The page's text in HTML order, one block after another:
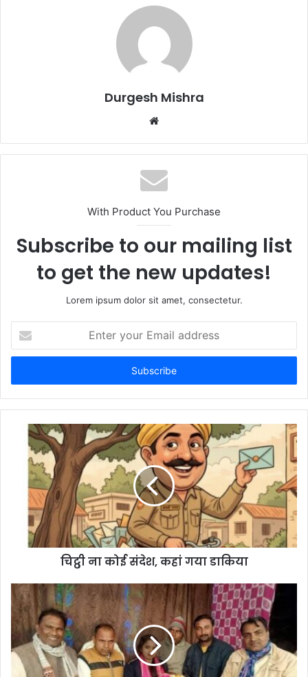
Durgesh Mishra
Website
With Product You Purchase
Subscribe to our mailing list
to get the new updates!
Lorem ipsum dolor sit amet, consectetur.
your
Email
चिट्ठी ना कोई संदेश, कहां गया डाकिया